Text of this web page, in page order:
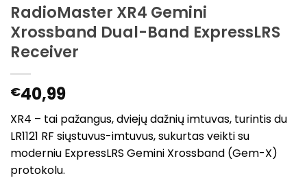
RadioMaster XR4 Gemini
Xrossband Dual-Band ExpressLRS
Receiver
€40,99
XR4 – tai pažangus, dviejų dažnių imtuvas, turintis du
LR1121 RF siųstuvus-imtuvus, sukurtas veikti su
moderniu ExpressLRS Gemini Xrossband (Gem-X)
protokolu.